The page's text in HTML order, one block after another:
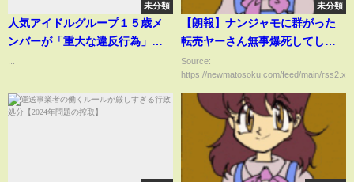
未分類
人気アイドルグループ１５歳メ
ンバーが「重大な違反行為」で
未分類
【朗報】ナンジャモに群がった
転売ヤーさん無事爆死してしま
う
Source:
https://newmatosoku.com/feed/main/